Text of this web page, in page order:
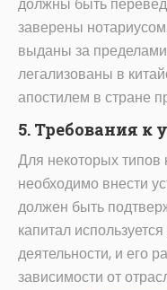
заверены
выданы за
легализованы в
апостилем в стране
5. Требования к
Для некоторых типов
необходимо внести
должен быть
капитал
деятельности, и его
зависимости от